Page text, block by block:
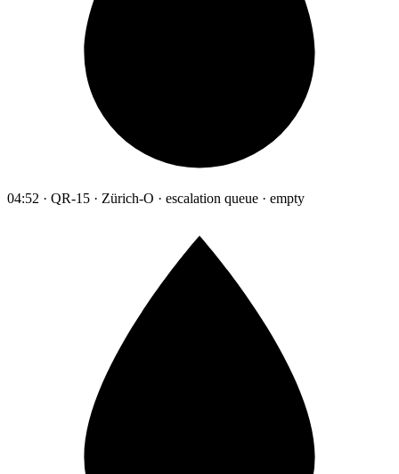
04:52 · QR-15 · Zürich-O · escalation queue · empty